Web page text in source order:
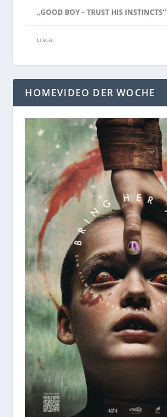
„GOOD BOY – TRUST HIS INSTINCTS“
u.v.a.
HOMEVIDEO DER WOCHE